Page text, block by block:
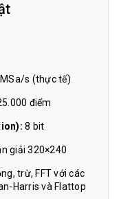
s (thực tế)
điểm
8 bit
giải 320×240
trừ, FFT với các
Harris và Flattop